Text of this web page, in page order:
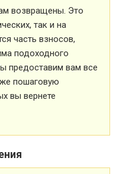
возвращены. Это
так и на
часть взносов,
подоходного
предоставим вам все
пошаговую
вы вернете